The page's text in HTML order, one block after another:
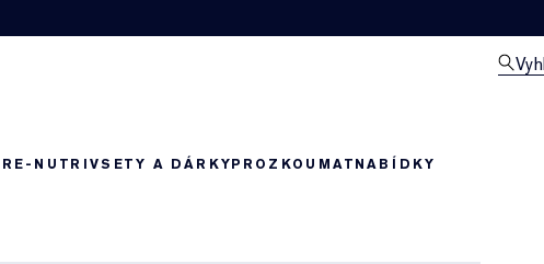
RE-NUTRIVSETY A DÁRKYPROZKOUMATNABÍDKY